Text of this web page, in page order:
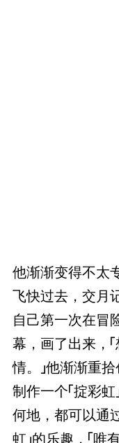
他渐渐变得不太
飞快过去，交月
自己第一次在冒
幕，画了出来，
情。」他渐渐重
制作一个「掟彩
何地，都可以通
虹」的乐趣，「